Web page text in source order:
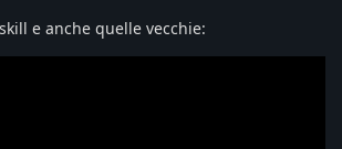
e anche quelle vecchie: